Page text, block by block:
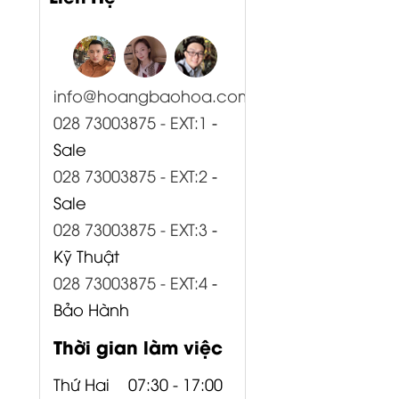
info@hoangbaohoa.com
028 73003875 - EXT:1 -
Sale
028 73003875 - EXT:2 -
Sale
028 73003875 - EXT:3 -
Kỹ Thuật
028 73003875 - EXT:4 -
Bảo Hành
Thời gian làm việc
Thứ Hai 07:30 - 17:00